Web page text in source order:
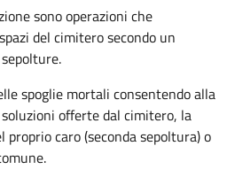
sono operazioni che
del cimitero secondo un
.
spoglie mortali consentendo alla
offerte dal cimitero, la
proprio caro (seconda sepoltura)o
.